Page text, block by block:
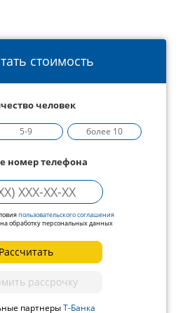
стоимость
человек
5-9 более 10
номер телефона
пользовательского соглашения
обработку персональных данных
Рассчитать
рассрочку
партнерыТ-Банка